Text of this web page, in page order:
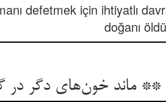
defetmek için ihtiyatlı
doğanı